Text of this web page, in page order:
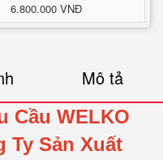
6.800.000 VNĐ
Mô tả
Cầu WELKO
Ty Sản Xuất